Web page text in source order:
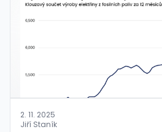
2. 11. 2025
Jiří Staník